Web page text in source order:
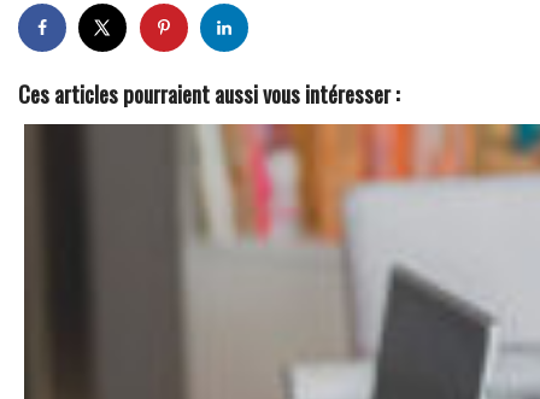
Ces articles pourraient aussi vous intéresser :